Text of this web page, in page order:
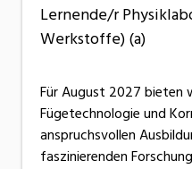
Lernende/r
Werkstoffe) (a)
Für August 2027 bieten
Fügetechnologie und
anspruchsvollen
faszinierenden